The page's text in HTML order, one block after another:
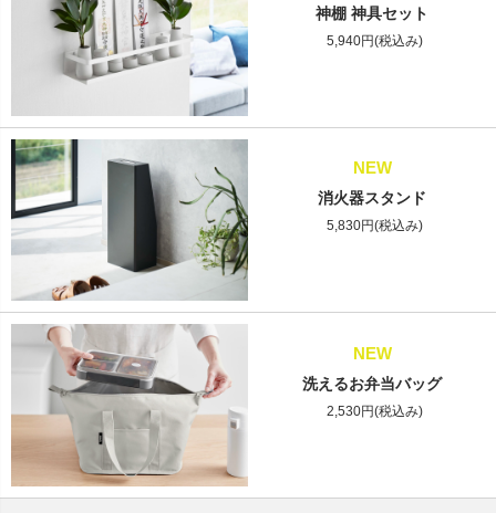
神棚 神具セット
5,940円(税込み)
NEW
消火器スタンド
5,830円(税込み)
NEW
洗えるお弁当バッグ
2,530円(税込み)